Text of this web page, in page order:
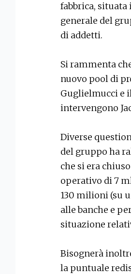
fabbrica,
generale del
di addetti.
Si rammenta
nuovo pool di
Guglielmucci e
intervengono
Diverse
del gruppo ha
che si era
operativo di 7
130 milioni (su
alle banche e
situazione
Bisognerà
la puntuale